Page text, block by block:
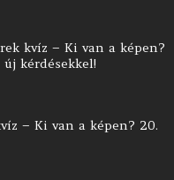
kvíz – Ki van a képen?
kérdésekkel!
– Ki van a képen? 20.